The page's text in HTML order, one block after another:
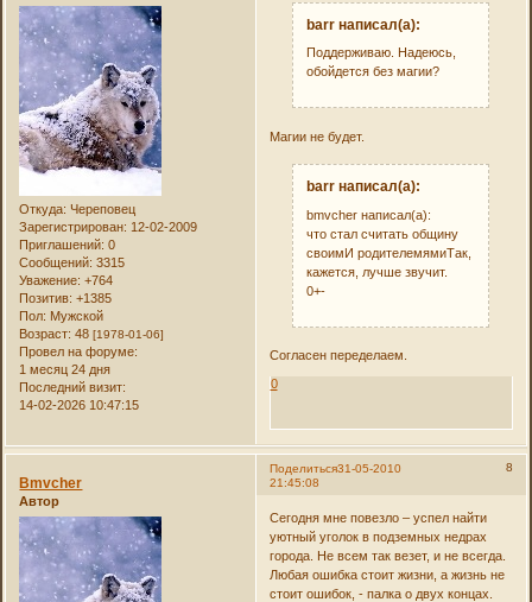
Откуда: Череповец
Зарегистрирован: 12-02-2009
Приглашений: 0
Сообщений: 3315
Уважение: +764
Позитив: +1385
Пол: Мужской
Возраст: 48[1978-01-06]
Провел на форуме:
1 месяц 24 дня
Последний визит:
14-02-2026 10:47:15
barr написал(а):
Поддерживаю. Надеюсь,
обойдется без магии?
Магии не будет.
barr написал(а):
bmvcher написал(а):
что стал считать общину
своимИ родителемямиТак,
кажется, лучше звучит.
0+-
Согласен переделаем.
0
Поделиться 8
31-05-2010
21:45:08
Bmvcher
Автор
Сегодня мне повезло – успел найти
уютный уголок в подземных недрах
города. Не всем так везет, и не всегда.
Любая ошибка стоит жизни, а жизнь не
стоит ошибок, - палка о двух концах.